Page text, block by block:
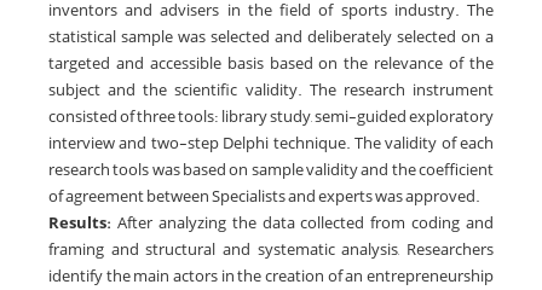
inventors and advisers in the field of sports industry. The
statistical sample was selected and deliberately selected on a
targeted and accessible basis based on the relevance of the
subject and the scientific validity. The research instrument
consisted of three tools: library study, semi-guided exploratory
interview and two-step Delphi technique. The validity of each
research tools was based on sample validity and the coefficient
of agreement between Specialists and experts was approved.
Results: After analyzing the data collected from coding and
framing and structural and systematic analysis, Researchers
identify the main actors in the creation of an entrepreneurship